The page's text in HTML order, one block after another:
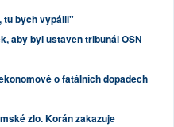
tu bych vypálil"
aby byl ustaven tribunál OSN
o fatálních dopadech
zlo. Korán zakazuje